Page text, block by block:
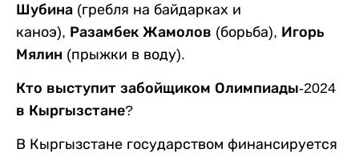
Шубина (гребля на байдарках и
каноэ), Разамбек Жамолов (борьба), Игорь
Мялин (прыжки в воду).
Кто выступит забойщиком Олимпиады-2024
в Кыргызстане?
В Кыргызстане государством финансируется